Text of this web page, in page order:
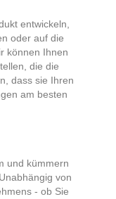
entwickeln,
oder auf die
können Ihnen
die die
dass sie Ihren
am besten
und kümmern
von
- ob Sie